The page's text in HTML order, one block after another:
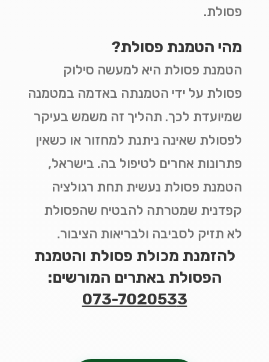
פסולת.
מהי הטמנת פסולת?
הטמנת פסולת היא למעשה סילוק
פסולת על ידי הטמנתה באדמה במטמנה
שמיועדת לכך. תהליך זה משמש בעיקר
לפסולת שאינה ניתנת למחזור או כשאין
פתרונות אחרים לטיפול בה. בישראל,
הטמנת פסולת נעשית תחת רגולציה
קפדנית שמטרתה להבטיח שהפסולת
לא תזיק לסביבה ולבריאות הציבור.
להזמנת מכולת פסולת והטמנת
הפסולת באתרים המורשים:
073-7020533